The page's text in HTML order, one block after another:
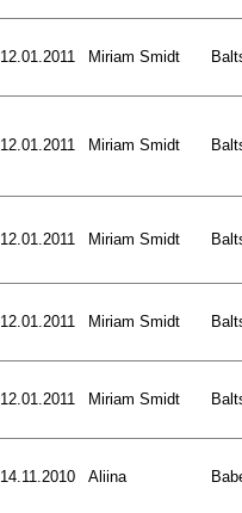
12.01.2011 Miriam Smidt
12.01.2011 Miriam Smidt
12.01.2011 Miriam Smidt
12.01.2011 Miriam Smidt
12.01.2011 Miriam Smidt
14.11.2010 Aliina